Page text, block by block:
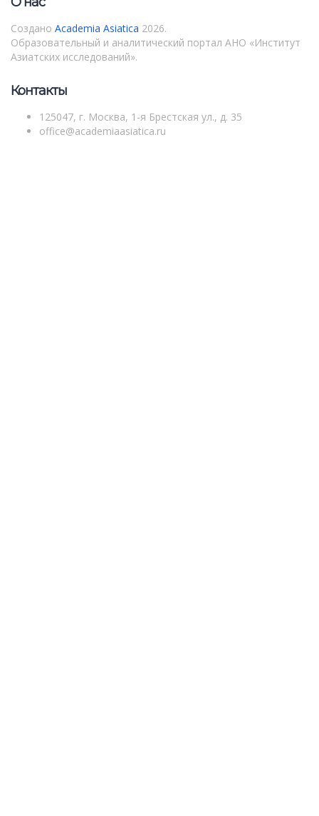
Создано Academia Asiatica 2026.
Образовательный и аналитический портал АНО «Институт
Азиатских исследований».
Контакты
125047, г. Москва, 1-я Брестская ул., д. 35
office@academiaasiatica.ru